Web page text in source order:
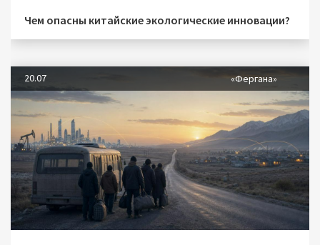
Чем опасны китайские экологические инновации?
20.07 «Фергана»